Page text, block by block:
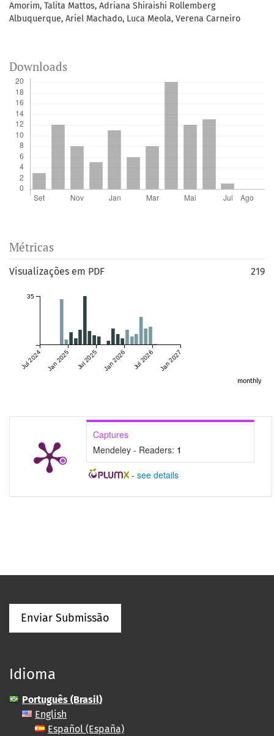
Amorim, Talita Mattos, Adriana Shiraishi Rollemberg
Albuquerque, Ariel Machado, Luca Meola, Verena Carneiro
Downloads
Métricas
Visualizações em PDF 219
Jul 2024 Jan 2025 Jul 2025 Jan 2026 Jul 2026 Jan 2027
35
monthly
Captures
Mendeley - Readers: 1
- see details
Enviar Submissão
Idioma
Português (Brasil)
English
Español (España)